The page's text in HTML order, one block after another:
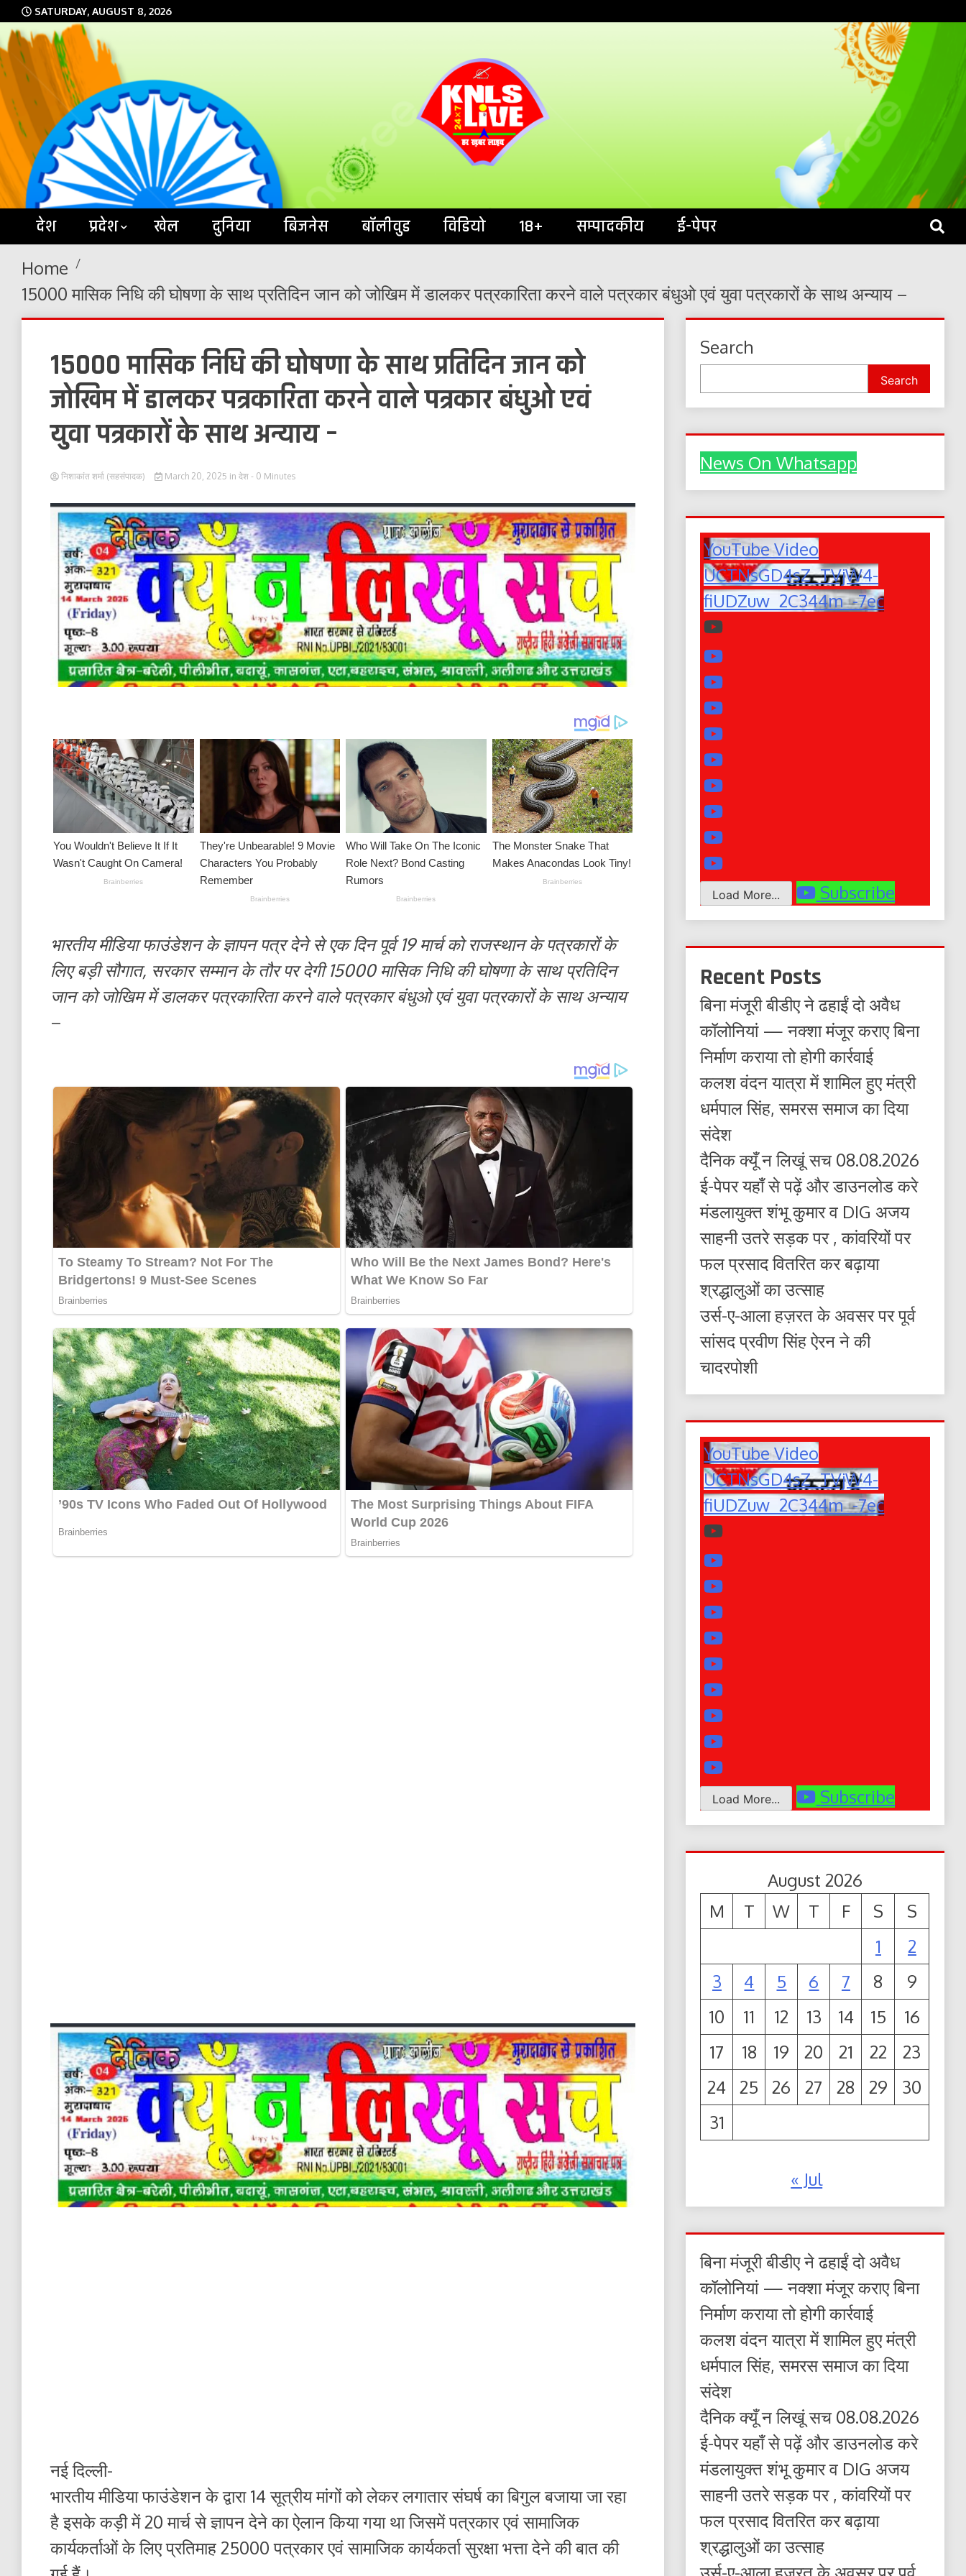
Skip
to
content
SATURDAY, AUGUST 8, 2026
KNLS LIVE
देश प्रदेश खेल दुनिया बिजनेस बॉलीवुड विडियो 18+ सम्पादकीय ई-पेपर
Home
15000 मासिक निधि की घोषणा के साथ प्रतिदिन जान को जोखिम में डालकर पत्रकारिता करने वाले पत्रकार बंधुओ एवं युवा पत्रकारों के साथ अन्याय –
15000 मासिक निधि की घोषणा के साथ प्रतिदिन जान को
जोखिम में डालकर पत्रकारिता करने वाले पत्रकार बंधुओ एवं
युवा पत्रकारों के साथ अन्याय –
निशाकांत शर्मा (सहसंपादक) March 20, 2025 in देश - 0 Minutes
भारतीय मीडिया फाउंडेशन के ज्ञापन पत्र देने से एक दिन पूर्व 19 मार्च को राजस्थान के पत्रकारों के
लिए बड़ी सौगात, सरकार सम्मान के तौर पर देगी 15000 मासिक निधि की घोषणा के साथ प्रतिदिन
जान को जोखिम में डालकर पत्रकारिता करने वाले पत्रकार बंधुओ एवं युवा पत्रकारों के साथ अन्याय
–
नई दिल्ली-
भारतीय मीडिया फाउंडेशन के द्वारा 14 सूत्रीय मांगों को लेकर लगातार संघर्ष का बिगुल बजाया जा रहा
है इसके कड़ी में 20 मार्च से ज्ञापन देने का ऐलान किया गया था जिसमें पत्रकार एवं सामाजिक
कार्यकर्ताओं के लिए प्रतिमाह 25000 पत्रकार एवं सामाजिक कार्यकर्ता सुरक्षा भत्ता देने की बात की
Search
Search
News On Whatsapp
YouTube Video
UCTNsGD4sZ_TVjW4-
fiUDZuw_2C344m_-7ec
Load More... Subscribe
Recent Posts
बिना मंजूरी बीडीए ने ढहाईं दो अवैध
कॉलोनियां — नक्शा मंजूर कराए बिना
निर्माण कराया तो होगी कार्रवाई
कलश वंदन यात्रा में शामिल हुए मंत्री
धर्मपाल सिंह, समरस समाज का दिया
संदेश
दैनिक क्यूँ न लिखूं सच 08.08.2026
ई-पेपर यहाँ से पढ़ें और डाउनलोड करे
मंडलायुक्त शंभू कुमार व DIG अजय
साहनी उतरे सड़क पर , कांवरियों पर
फल प्रसाद वितरित कर बढ़ाया
श्रद्धालुओं का उत्साह
उर्स-ए-आला हज़रत के अवसर पर पूर्व
सांसद प्रवीण सिंह ऐरन ने की
चादरपोशी
YouTube Video
UCTNsGD4sZ_TVjW4-
fiUDZuw_2C344m_-7ec
Load More... Subscribe
August 2026
M
T W T F S
S
1
2
3
4 5 6 7 8
9
10
11 12 13 14 15
16
17
18 19 20 21 22
23
24
25 26 27 28 29
30
31
« Jul
बिना मंजूरी बीडीए ने ढहाईं दो अवैध
कॉलोनियां — नक्शा मंजूर कराए बिना
निर्माण कराया तो होगी कार्रवाई
कलश वंदन यात्रा में शामिल हुए मंत्री
धर्मपाल सिंह, समरस समाज का दिया
संदेश
दैनिक क्यूँ न लिखूं सच 08.08.2026
ई-पेपर यहाँ से पढ़ें और डाउनलोड करे
मंडलायुक्त शंभू कुमार व DIG अजय
साहनी उतरे सड़क पर , कांवरियों पर
फल प्रसाद वितरित कर बढ़ाया
श्रद्धालुओं का उत्साह